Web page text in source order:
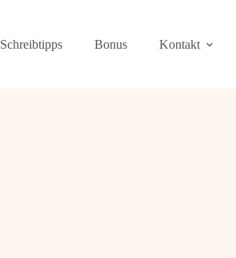
Schreibtipps Bonus Kontakt